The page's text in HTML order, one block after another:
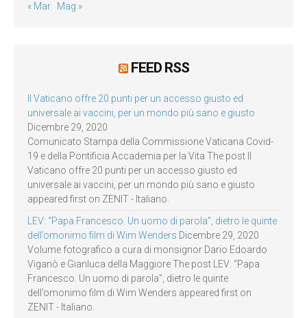
« Mar Mag »
FEED RSS
Il Vaticano offre 20 punti per un accesso giusto ed
universale ai vaccini, per un mondo più sano e giusto
Dicembre 29, 2020
Comunicato Stampa della Commissione Vaticana Covid-
19 e della Pontificia Accademia per la Vita The post Il
Vaticano offre 20 punti per un accesso giusto ed
universale ai vaccini, per un mondo più sano e giusto
appeared first on ZENIT - Italiano.
LEV: “Papa Francesco. Un uomo di parola”, dietro le quinte
dell’omonimo film di Wim Wenders Dicembre 29, 2020
Volume fotografico a cura di monsignor Dario Edoardo
Viganò e Gianluca della Maggiore The post LEV: “Papa
Francesco. Un uomo di parola”, dietro le quinte
dell’omonimo film di Wim Wenders appeared first on
ZENIT - Italiano.